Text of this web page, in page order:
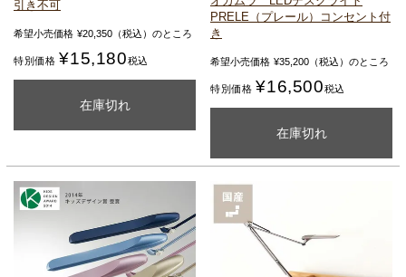
引き不可
希望小売価格 ¥20,350 （税込）のところ
特別価格 ¥15,180税込
在庫切れ
購入ページを見る
PRELE（プレール）
コンセント付
き
希望小売価格 ¥35,200 （税込）のところ
特別価格 ¥16,500税込
在庫切れ
カートに入れる